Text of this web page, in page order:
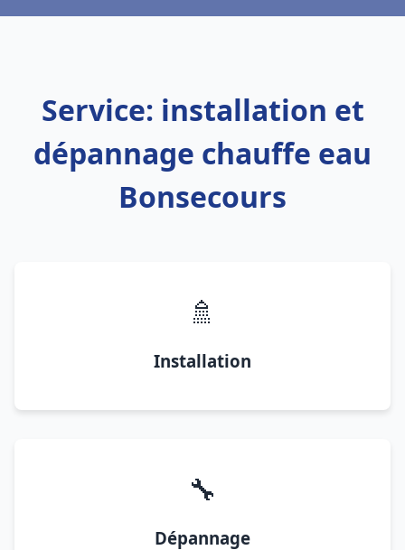
Service: installation et
dépannage chauffe eau
Bonsecours
🚿
Installation
🔧
Dépannage